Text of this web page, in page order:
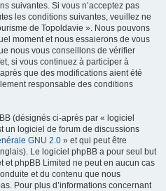
suivantes. Si vous n’acceptez pas
les conditions suivantes, veuillez ne
de Topoldavie ». Nous pouvons
moment et nous essaierons de vous
nous vous conseillons de vérifier
si vous continuez à participer à
que des modifications aient été
responsable des conditions
(désignés ci-après par « logiciel
un logiciel de forum de discussions
GNU 2.0 » et qui peut être
Le logiciel phpBB a pour seul but
et phpBB Limited ne peut en aucun cas
et du contenu que nous
Pour plus d’informations concernant